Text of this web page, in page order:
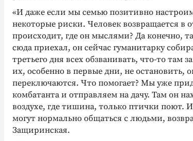
«И даже если мы семью позитивно
некоторые риски. Человек возвращается в
происходит, где он мыслями? Да конечно,
сюда приехал, он сейчас гуманитарку
третьего дня всех обзванивать, что-то там
их, особенно в первые дни, не остановить,
переключаются. Что помогает? Мы уже
комбатанта и отправляем на дачу. Там он
воздухе, где тишина, только птички поют.
могут нормально общаться с людьми,
Защиринская.